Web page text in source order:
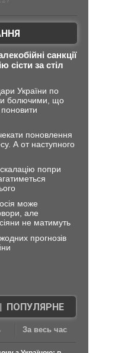
санкції
сісти за стіл
України по
болючими, що
поновлення
А от наступного
попри
може
але
не матимуть
прогнозів
ПОПУЛЯРНЕ
За весь час